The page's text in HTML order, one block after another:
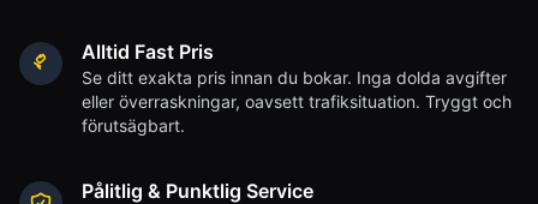
Alltid Fast Pris
Se ditt exakta pris innan du bokar. Inga dolda avgifter
eller överraskningar, oavsett trafiksituation. Tryggt och
förutsägbart.
Pålitlig & Punktlig Service